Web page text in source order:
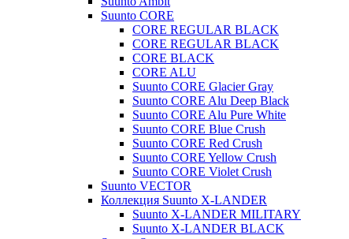
Suunto CORE
CORE REGULAR BLACK
CORE REGULAR BLACK
CORE BLACK
CORE ALU
Suunto CORE Glacier Gray
Suunto CORE Alu Deep Black
Suunto CORE Alu Pure White
Suunto CORE Blue Crush
Suunto CORE Red Crush
Suunto CORE Yellow Crush
Suunto CORE Violet Crush
Suunto VECTOR
Коллекция Suunto X-LANDER
Suunto X-LANDER MILITARY
Suunto X-LANDER BLACK